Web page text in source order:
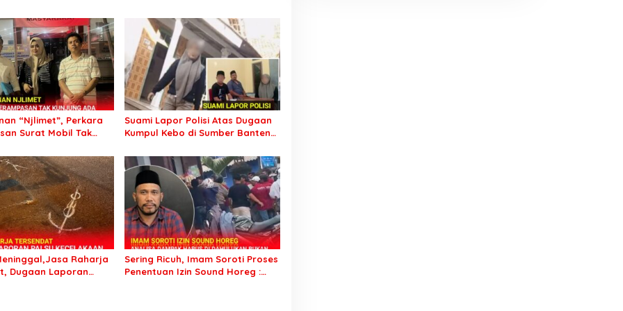
“Njlimet”, Perkara
Surat Mobil Tak
Polres Pasuruan
Suami Lapor Polisi Atas Dugaan
Kumpul Kebo di Sumber Banteng
Ditangkap
Raharja
Dugaan Laporan
Sering Ricuh, Imam Soroti Proses
Penentuan Izin Sound Horeg :